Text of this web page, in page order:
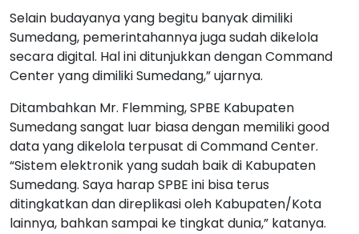
Selain budayanya yang begitu banyak dimiliki
Sumedang, pemerintahannya juga sudah dikelola
secara digital. Hal ini ditunjukkan dengan Command
Center yang dimiliki Sumedang,” ujarnya.
Ditambahkan Mr. Flemming, SPBE Kabupaten
Sumedang sangat luar biasa dengan memiliki good
data yang dikelola terpusat di Command Center.
“Sistem elektronik yang sudah baik di Kabupaten
Sumedang. Saya harap SPBE ini bisa terus
ditingkatkan dan direplikasi oleh Kabupaten/Kota
lainnya, bahkan sampai ke tingkat dunia,” katanya.